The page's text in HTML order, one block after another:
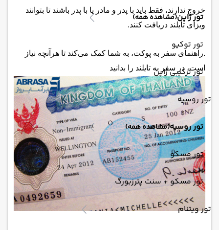
تور ژاپن(مشاهده همه)
تور توکیو
تور ترکیبی ژاپن
تور روسیه
تور روسیه(مشاهده همه)
تور مسکو
تور مسکو + سنت پترزبورگ
تور ویتنام
خروج ندارند، فقط باید با پدر و مادر یا با پدر باشند تا بتوانند
ویزای تایلند دریافت کنند.
.راهنمای سفر به پوکت، به شما کمک می‌کند تا هرآنچه نیاز
است، در سفر به تایلند را بدانید